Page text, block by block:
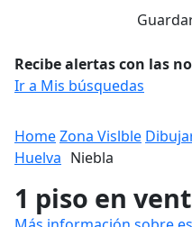
Recibe alertas con las
Ir a Mis búsquedas
HomeZona Vislble
Huelva Niebla
1 piso en